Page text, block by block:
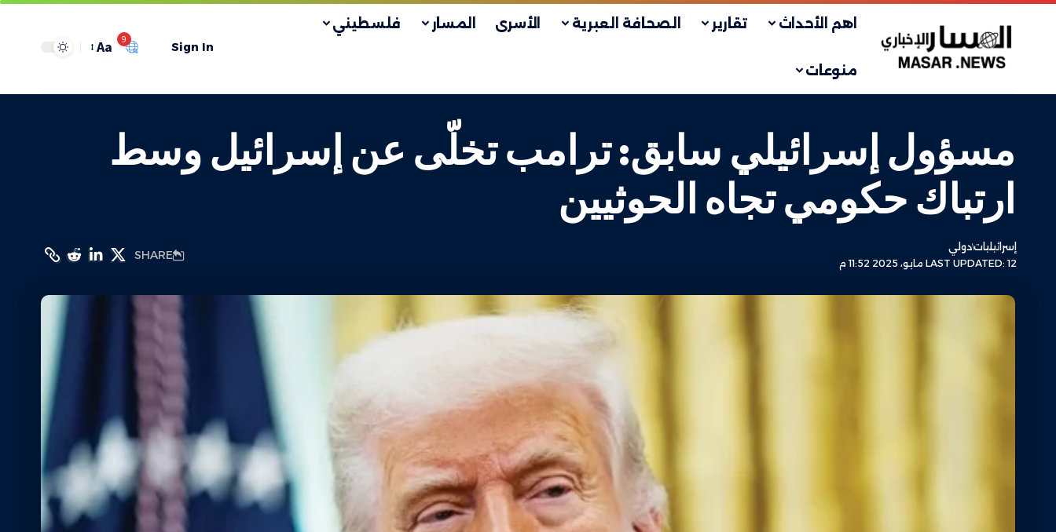
اهم الأحداث تقارير الصحافة العبرية الأسرى المسار فلسطيني
منوعات
Sign In
9
Aa
مسؤول إسرائيلي سابق: ترامب تخلّى عن إسرائيل وسط
ارتباك حكومي تجاه الحوثيين
LAST UPDATED: 12 مايو، 2025 11:52 م
إسرائيلياتدولي
SHARE